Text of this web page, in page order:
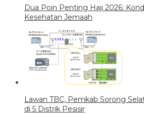
Dua Poin Penting Haji 2026:
Kesehatan Jemaah
Lawan TBC, Pemkab Sorong
di 5 Distrik Pesisir